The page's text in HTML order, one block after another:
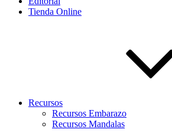
Tienda Online
Recursos
Recursos Embarazo
Recursos Mandalas